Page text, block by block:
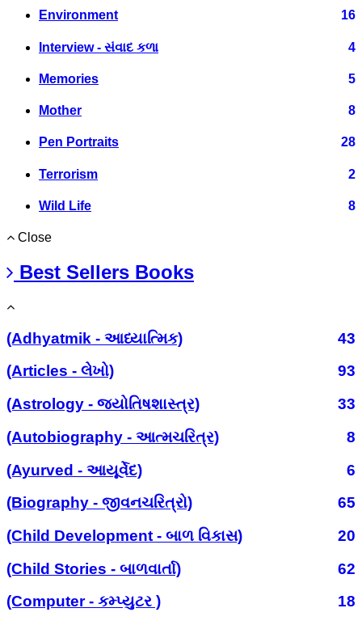
Environment 16
Interview - સંવાદ કળા 4
Memories 5
Mother 8
Pen Portraits 28
Terrorism 2
Wild Life 8
Close
Best Sellers Books
(Adhyatmik - આધ્યાત્મિક)
43
(Articles - લેખો)
93
(Astrology - જ્યોતિષશાસ્ત્ર)
33
(Autobiography - આત્મચરિત્ર)
8
(Ayurved - આયૂર્વેદ)
6
(Biography - જીવનચરિત્રો)
65
(Child Development - બાળ વિકાસ)
20
(Child Stories - બાળવાર્તા)
62
(Computer - કમ્પ્યુટર )
18